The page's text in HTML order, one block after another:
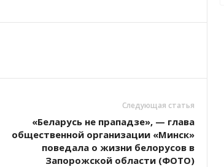
Следующая статья
«Беларусь не прападзе», — глава
общественной организации «Минск»
поведала о жизни белорусов в
Запорожской области (ФОТО)